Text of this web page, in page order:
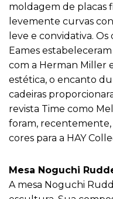
moldagem de placas
levemente curvas
leve e convidativa.
Eames
com a Herman Miller
estética, o encanto
cadeiras
revista Time como
foram, recentemente,
cores para a HAY
Mesa Noguchi
A mesa Noguchi